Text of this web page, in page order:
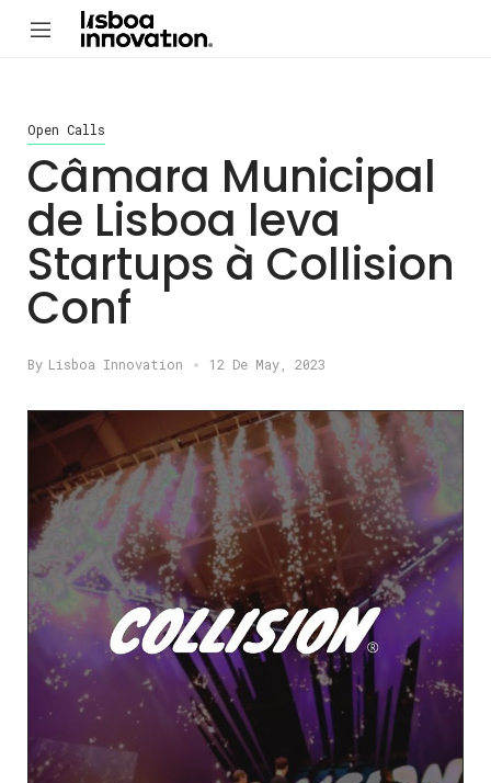
Open Calls
Câmara Municipal
de Lisboa leva
Startups à Collision
Conf
By Lisboa Innovation 12 De May, 2023